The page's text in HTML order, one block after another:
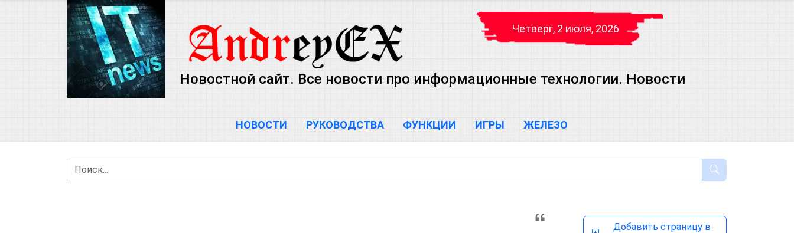
Четверг, 2 июля, 2026
Новостной сайт. Все новости про информационные технологии. Новости
НОВОСТИ РУКОВОДСТВА ФУНКЦИИ ИГРЫ ЖЕЛЕЗО
Добавить страницу в